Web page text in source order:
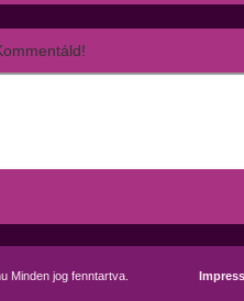
Minden jog fenntartva.